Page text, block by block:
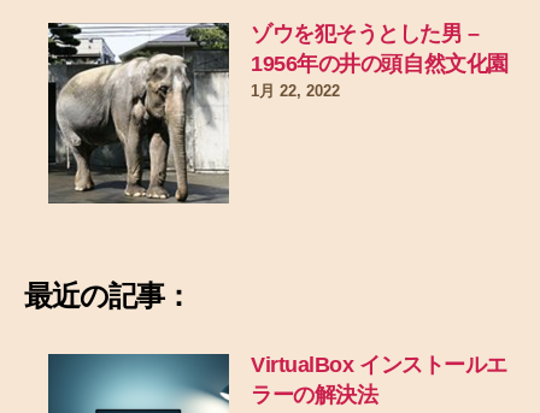
ゾウを犯そうとした男 –
1956年の井の頭自然文化園
1月 22, 2022
最近の記事：
VirtualBox インストールエ
ラーの解決法